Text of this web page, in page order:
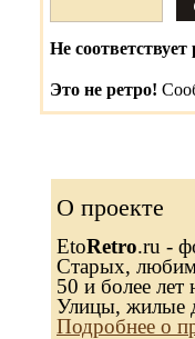
Не соответствует
Это не ретро!
О проекте
EtoRetro.ru -
Старых,
50 и более лет
Улицы, жилые
Подробнее о